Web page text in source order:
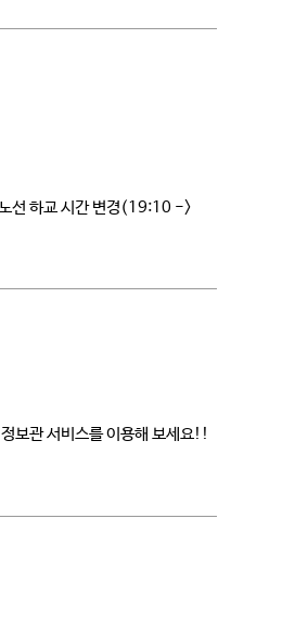
선 하교 시간 변경(19:10 ->
보관 서비스를 이용해 보세요!!